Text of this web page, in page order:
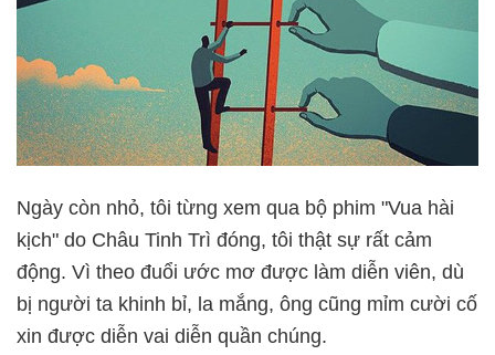
Ngày còn nhỏ, tôi từng xem qua bộ phim "Vua hài
kịch" do Châu Tinh Trì đóng, tôi thật sự rất cảm
động. Vì theo đuổi ước mơ được làm diễn viên, dù
bị người ta khinh bỉ, la mắng, ông cũng mỉm cười cố
xin được diễn vai diễn quần chúng.